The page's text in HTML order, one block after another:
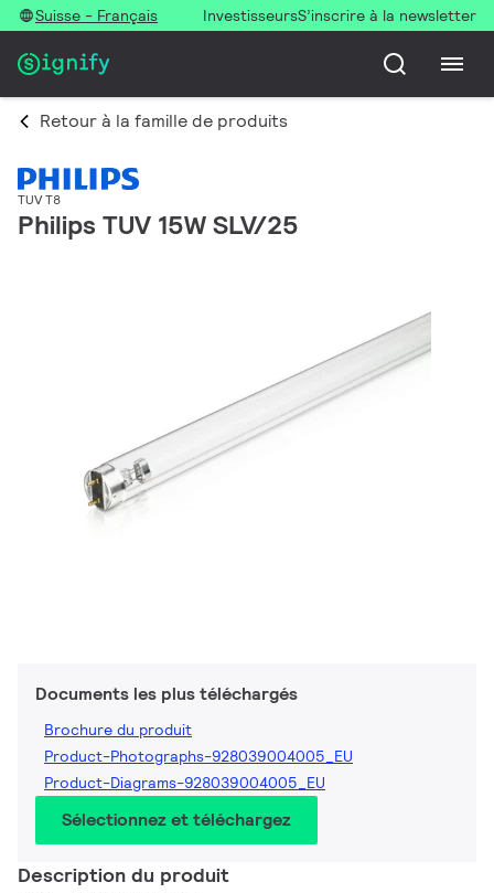
Suisse - Français InvestisseursS’inscrire à la newsletter
Retour à la famille de produits
TUV T8
Philips TUV 15W SLV/25
Documents les plus téléchargés
Brochure du produit
Product-Photographs-928039004005_EU
Product-Diagrams-928039004005_EU
Sélectionnez et téléchargez
Description du produit